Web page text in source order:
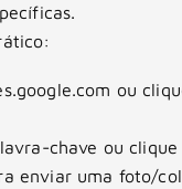
ou
chave ou clique
enviar uma foto/